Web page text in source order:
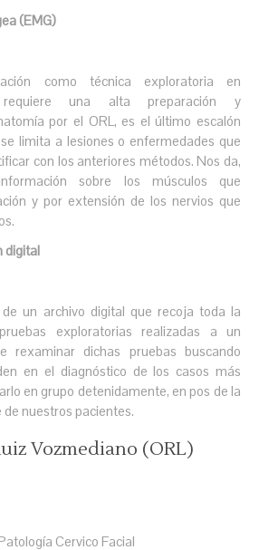
(EMG)
como técnica exploratoria en
requiere una alta preparación y
por el ORL, es el último escalón
limita a lesiones o enfermedades que
con los anteriores métodos. Nos da,
sobre los músculos que
y por extensión de los nervios que
digital
un archivo digital que recoja toda la
exploratorias realizadas a un
rexaminar dichas pruebas buscando
en el diagnóstico de los casos más
en grupo detenidamente, en pos de la
nuestros pacientes.
Vozmediano (ORL)
Cervico Facial